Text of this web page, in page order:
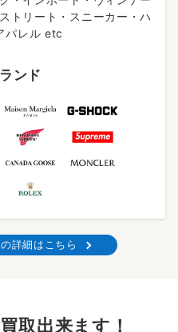
トリート・スニーカー・ハ
パレル etc
ンド
詳細はこちら
取出来ます！